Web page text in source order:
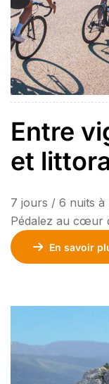
Entre
et
7 jours / 6 nuits
Pédalez au cœur
guider à travers
montagne.
En savoir